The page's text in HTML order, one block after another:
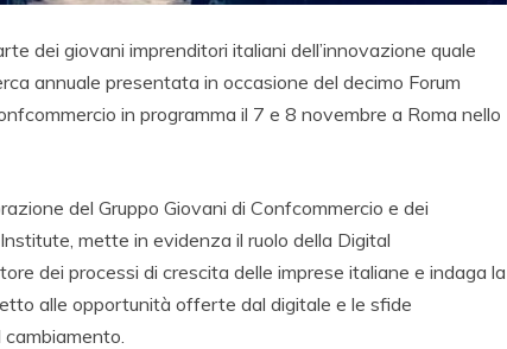
dei giovani imprenditori italiani dell’innovazione quale
annuale presentata in occasione del decimo Forum
in programma il 7 e 8 novembre a Roma nello
del Gruppo Giovani di Confcommercio e dei
mette in evidenza il ruolo della Digital
dei processi di crescita delle imprese italiane e indaga la
alle opportunità offerte dal digitale e le sfide